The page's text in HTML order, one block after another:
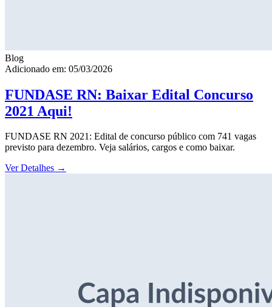
Blog
Adicionado em: 05/03/2026
FUNDASE RN: Baixar Edital Concurso
2021 Aqui!
FUNDASE RN 2021: Edital de concurso público com 741 vagas
previsto para dezembro. Veja salários, cargos e como baixar.
Ver Detalhes →